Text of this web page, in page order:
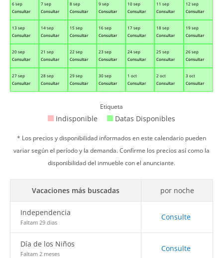
6 sep
Consultar
7 sep
Consultar
8 sep
Consultar
9 sep
Consultar
10 sep
Consultar
11 sep
Consultar
12 sep
Consultar
13 sep
Consultar
14 sep
Consultar
15 sep
Consultar
16 sep
Consultar
17 sep
Consultar
18 sep
Consultar
19 sep
Consultar
20 sep
Consultar
21 sep
Consultar
22 sep
Consultar
23 sep
Consultar
24 sep
Consultar
25 sep
Consultar
26 sep
Consultar
27 sep
Consultar
28 sep
Consultar
29 sep
Consultar
30 sep
Consultar
1 oct
Consultar
2 oct
Consultar
3 oct
Consultar
Etiqueta
Indisponible Datas Disponibles
* Los precios y disponibilidad informados en este calendario pueden
variar según el período y la demanda. Confirme los precios así como la
disponibilidad del inmueble con el anunciante.
Vacaciones más buscadas por noche
Independencia
Faltam 29 dias
Consulte
Día de los Niños
Faltam 2 meses
Consulte